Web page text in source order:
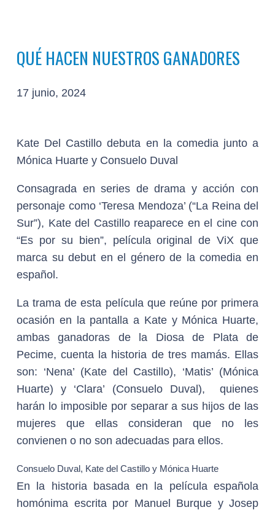
QUÉ HACEN NUESTROS GANADORES
17 junio, 2024
Kate Del Castillo debuta en la comedia junto a
Mónica Huarte y Consuelo Duval
Consagrada en series de drama y acción con
personaje como ‘Teresa Mendoza’ (“La Reina del
Sur”), Kate del Castillo reaparece en el cine con
“Es por su bien”, película original de ViX que
marca su debut en el género de la comedia en
español.
La trama de esta película que reúne por primera
ocasión en la pantalla a Kate y Mónica Huarte,
ambas ganadoras de la Diosa de Plata de
Pecime, cuenta la historia de tres mamás. Ellas
son: ‘Nena’ (Kate del Castillo), ‘Matis’ (Mónica
Huarte) y ‘Clara’ (Consuelo Duval), quienes
harán lo imposible por separar a sus hijos de las
mujeres que ellas consideran que no les
convienen o no son adecuadas para ellos.
Consuelo Duval, Kate del Castillo y Mónica Huarte
En la historia basada en la película española
homónima escrita por Manuel Burque y Josep